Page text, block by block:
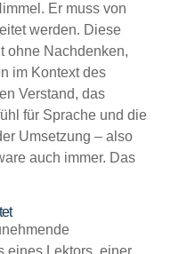
Er muss von
werden. Diese
ohne Nachdenken,
im Kontext des
Verstand, das
für Sprache und die
Umsetzung – also
auch immer. Das
eines Lektors, einer